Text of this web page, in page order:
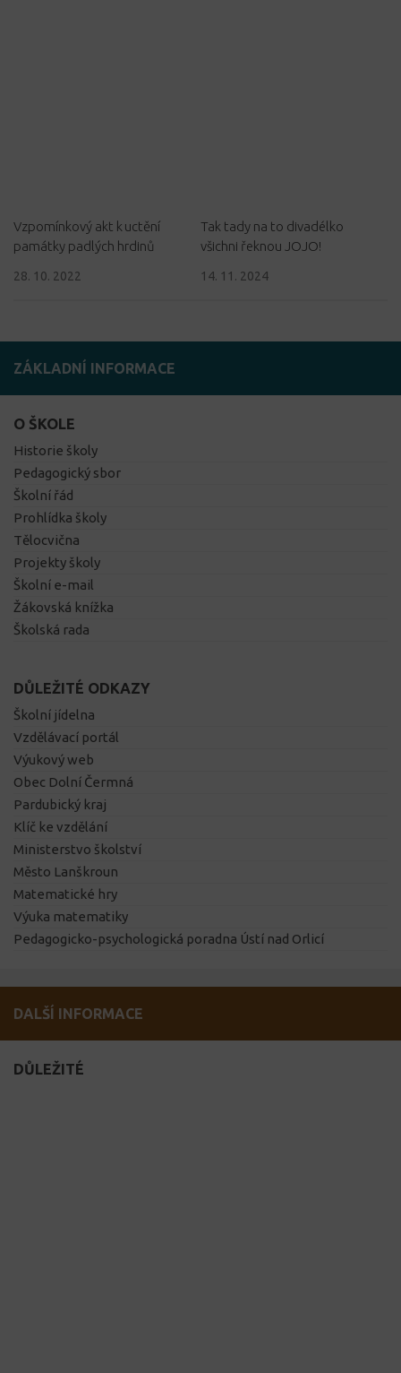
Vzpomínkový akt k uctění
památky padlých hrdinů
28. 10. 2022
Tak tady na to divadélko
všichni řeknou JOJO!
14. 11. 2024
ZÁKLADNÍ INFORMACE
O ŠKOLE
Historie školy
Pedagogický sbor
Školní řád
Prohlídka školy
Tělocvična
Projekty školy
Školní e-mail
Žákovská knížka
Školská rada
DŮLEŽITÉ ODKAZY
Školní jídelna
Vzdělávací portál
Výukový web
Obec Dolní Čermná
Pardubický kraj
Klíč ke vzdělání
Ministerstvo školství
Město Lanškroun
Matematické hry
Výuka matematiky
Pedagogicko-psychologická poradna Ústí nad Orlicí
DALŠÍ INFORMACE
DŮLEŽITÉ